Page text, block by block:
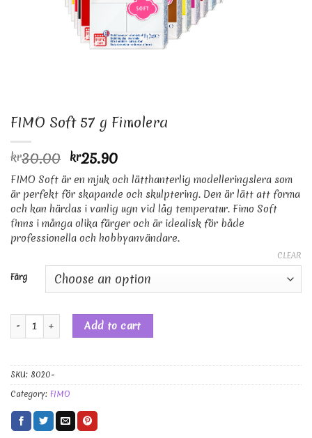
FIMO Soft 57 g Fimolera
kr30.00 kr25.90
FIMO Soft är en mjuk och lätthanterlig modelleringslera som
är perfekt för skapande och skulptering. Den är lätt att forma
och kan härdas i vanlig ugn vid låg temperatur. Fimo Soft
finns i många olika färger och är idealisk för både
professionella och hobbyanvändare.
Färg
CLEAR
FIMO Soft 57 g Fimolera quantity
Add to cart
SKU: 8020-
Category: FIMO